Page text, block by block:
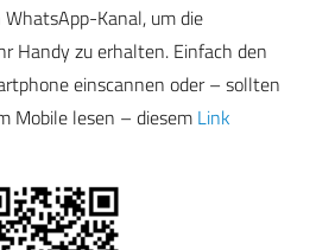
Kanal, um die
Handy zu erhalten. Einfach den
einscannen oder – sollten
Mobile lesen – diesem Link